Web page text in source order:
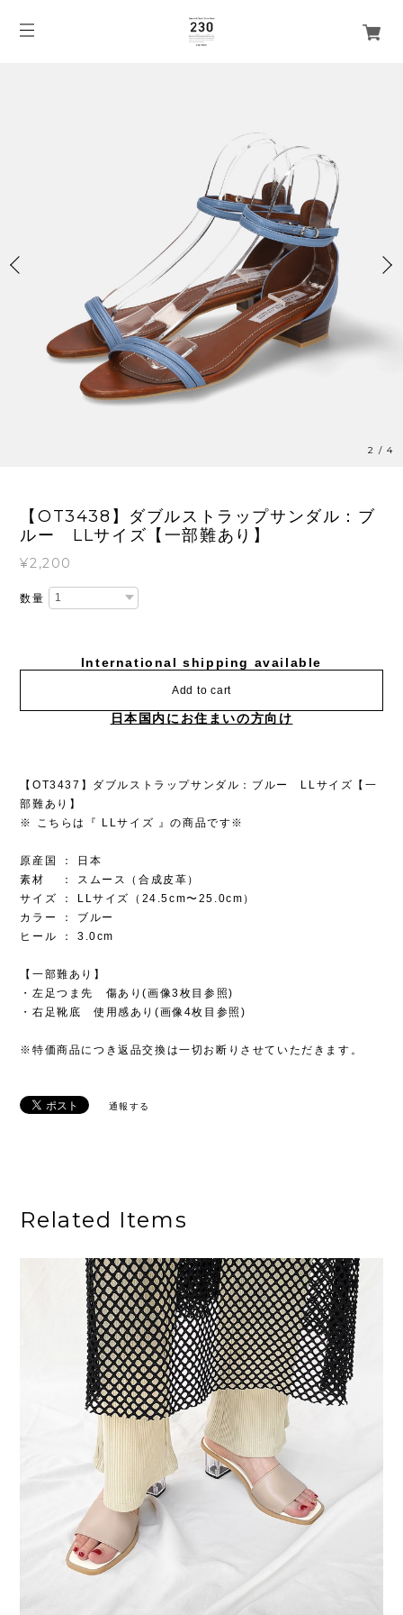
3 /4
【OT3438】ダブルストラップサンダル：ブ
ルー LLサイズ【一部難あり】
¥2,200
数量
International shipping available
Add to cart
日本国内にお住まいの方向け
【OT3437】ダブルストラップサンダル：ブルー LLサイズ【一
部難あり】
※ こちらは『 LLサイズ 』の商品です※
原産国 ： 日本
素材 ： スムース（合成皮革）
サイズ ： LLサイズ（24.5cm〜25.0cm）
カラー ： ブルー
ヒール ： 3.0cm
【一部難あり】
・左足つま先 傷あり(画像3枚目参照)
・右足靴底 使用感あり(画像4枚目参照)
※特価商品につき返品交換は一切お断りさせていただきます。
通報する
Related Items